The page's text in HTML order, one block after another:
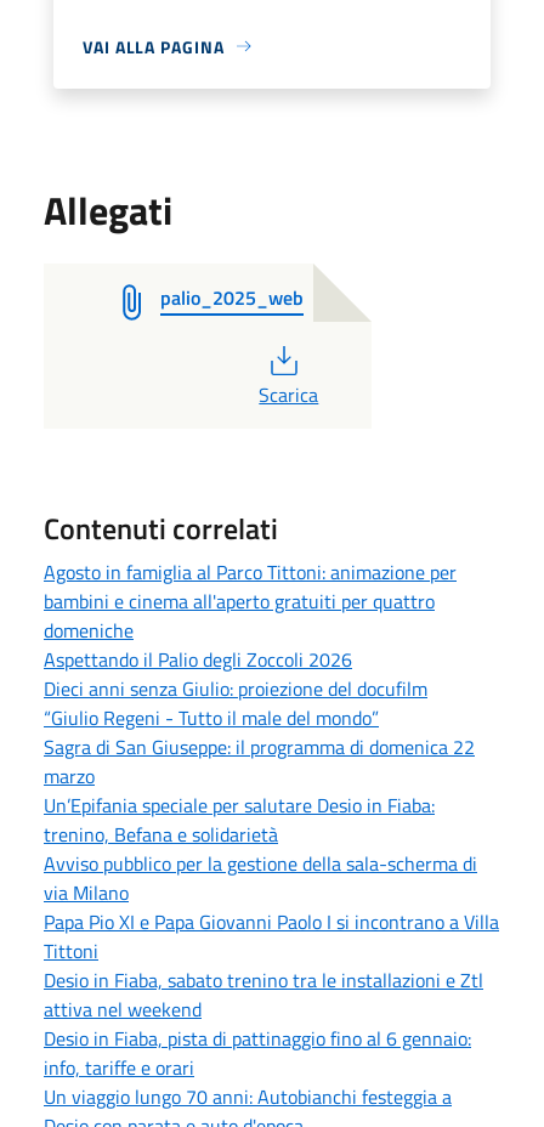
VAI ALLA PAGINA
Allegati
palio_2025_web
Scarica
Contenuti correlati
Agosto in famiglia al Parco Tittoni: animazione per
bambini e cinema all'aperto gratuiti per quattro
domeniche
Aspettando il Palio degli Zoccoli 2026
Dieci anni senza Giulio: proiezione del docufilm
“Giulio Regeni - Tutto il male del mondo”
Sagra di San Giuseppe: il programma di domenica 22
marzo
Un’Epifania speciale per salutare Desio in Fiaba:
trenino, Befana e solidarietà
Avviso pubblico per la gestione della sala-scherma di
via Milano
Papa Pio XI e Papa Giovanni Paolo I si incontrano a Villa
Tittoni
Desio in Fiaba, sabato trenino tra le installazioni e Ztl
attiva nel weekend
Desio in Fiaba, pista di pattinaggio fino al 6 gennaio:
info, tariffe e orari
Un viaggio lungo 70 anni: Autobianchi festeggia a